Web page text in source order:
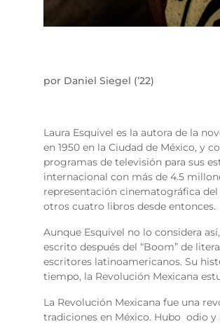
por Daniel Siegel (’22)
Laura Esquivel es la autora de la
en 1950 en la Ciudad de México, y
programas de televisión para sus
internacional con más de 4.5
representación cinematográfica
otros cuatro libros desde entonces.
Aunque Esquivel no lo considera
escrito después del “Boom” de
escritores latinoamericanos. Su
tiempo, la Revolución Mexicana
La Revolución Mexicana fue una
tradiciones en México. Hubo odio